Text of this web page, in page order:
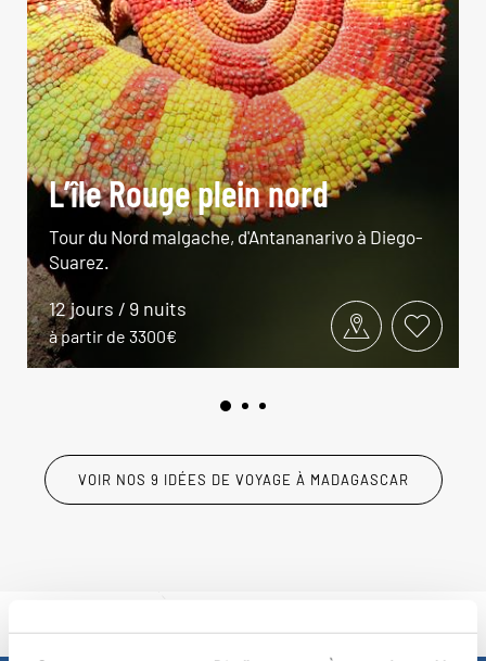
L’île Rouge plein nord
Tour du Nord malgache, d'Antananarivo à Diego-
Suarez.
12 jours / 9 nuits
à partir de 3300€
VOIR NOS 9 IDÉES DE VOYAGE À MADAGASCAR